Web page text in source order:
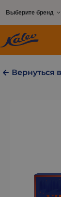
содержимому
Выберите бренд
Вернуться